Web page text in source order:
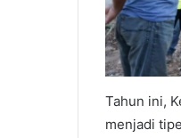
Tahun ini,
menjadi